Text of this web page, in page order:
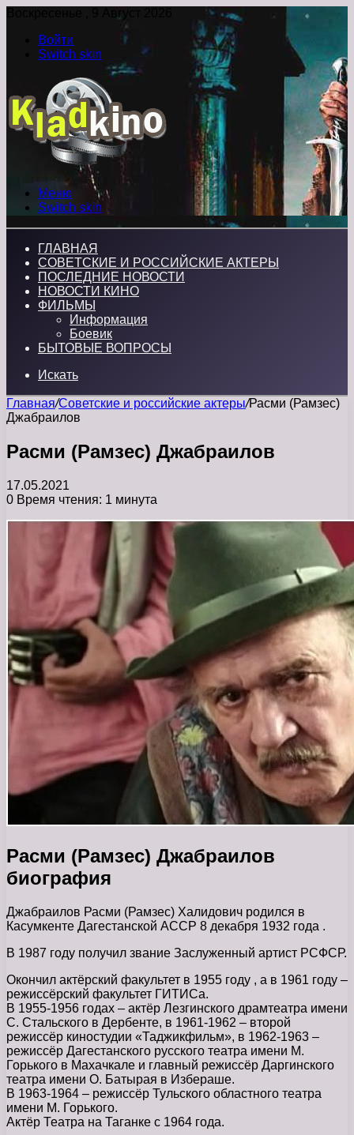
Воскресенье , 9 Август 2026
Войти
Switch skin
Меню
Switch skin
ГЛАВНАЯ
СОВЕТСКИЕ И РОССИЙСКИЕ АКТЕРЫ
ПОСЛЕДНИЕ НОВОСТИ
НОВОСТИ КИНО
ФИЛЬМЫ
Информация
Боевик
БЫТОВЫЕ ВОПРОСЫ
Искать
Главная/Советские и российские актеры/Расми (Рамзес)
Джабраилов
Расми (Рамзес) Джабраилов
17.05.2021
0 Время чтения: 1 минута
Расми (Рамзес) Джабраилов
биография
Джабраилов Расми (Рамзес) Халидович родился в
Касумкенте Дагестанской АССР 8 декабря 1932 года .
В 1987 году получил звание Заслуженный артист РСФСР.
Окончил актёрский факультет в 1955 году , а в 1961 году –
режиссёрский факультет ГИТИСа.
В 1955-1956 годах – актёр Лезгинского драмтеатра имени
С. Стальского в Дербенте, в 1961-1962 – второй
режиссёр киностудии «Таджикфильм», в 1962-1963 –
режиссёр Дагестанского русского театра имени М.
Горького в Махачкале и главный режиссёр Даргинского
театра имени О. Батырая в Избераше.
В 1963-1964 – режиссёр Тульского областного театра
имени М. Горького.
Актёр Театра на Таганке с 1964 года.